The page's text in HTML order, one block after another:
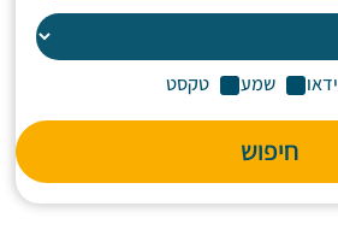
שמע טקסט
חיפוש